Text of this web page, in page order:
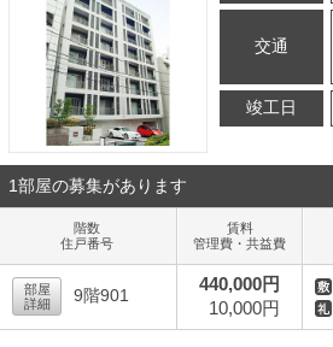
交通
竣工日
1部屋の募集があります
階数
住戸番号
賃料
管理費・共益費
部屋
詳細
9階901
440,000円
10,000円